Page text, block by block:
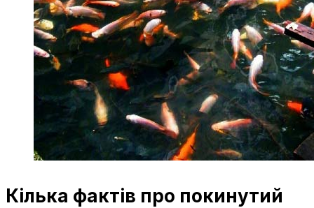
Кілька фактів про покинутий